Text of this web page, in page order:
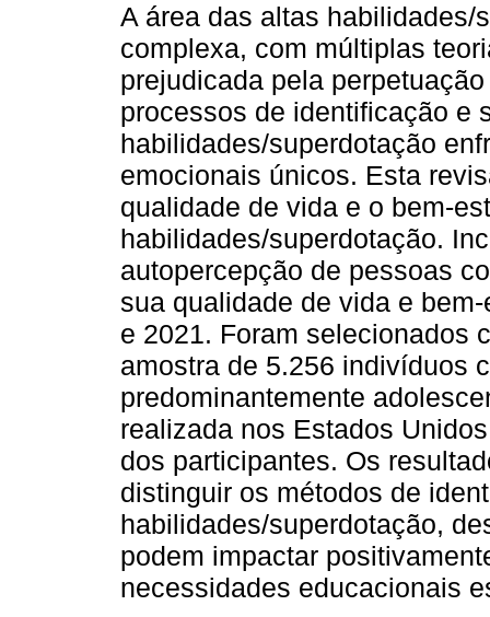
A área das altas habilidades/
complexa, com múltiplas
prejudicada pela
processos de identificação e
habilidades/superdotação
emocionais únicos. Esta
qualidade de vida e o bem-
habilidades/superdotação.
autopercepção de pessoas
sua qualidade de vida e
e 2021. Foram selecionados
amostra de 5.256 indivíduos
predominantemente
realizada nos Estados
dos participantes. Os
distinguir os métodos de
habilidades/superdotação,
podem impactar
necessidades educacionais